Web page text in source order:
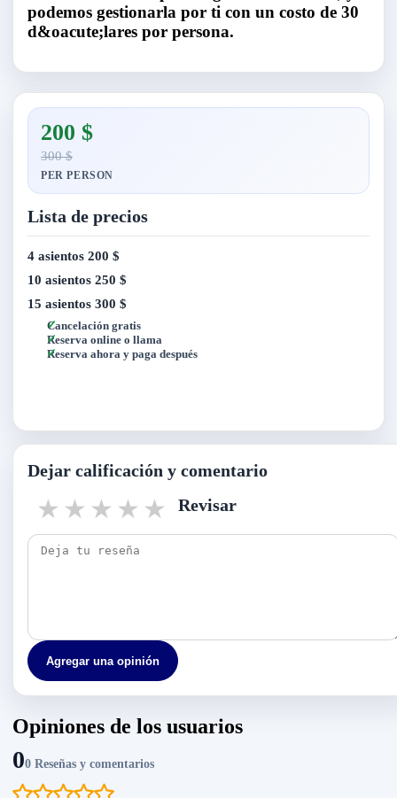
podemos gestionarla por ti con un costo de 30
d&oacute;lares por persona.
200 $
300 $
PER PERSON
Lista de precios
4 asientos 200 $
10 asientos 250 $
15 asientos 300 $
Cancelación gratis
Reserva online o llama
Reserva ahora y paga después
Dejar calificación y comentario
5 stars
4 stars
3 stars
2 stars
1 star Revisar
Agregar una opinión
Opiniones de los usuarios
00 Reseñas y comentarios